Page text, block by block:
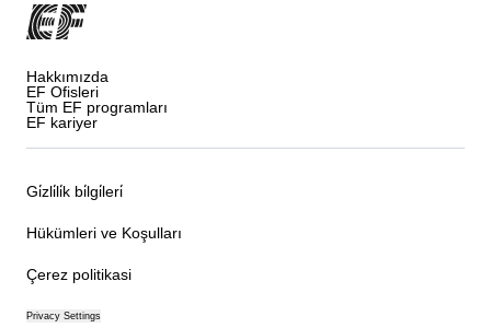
Hakkımızda
EF Ofisleri
Tüm EF programları
EF kariyer
Gi̇zli̇li̇k bi̇lgi̇leri̇
Hükümleri ve Koşulları
Çerez politikasi
Privacy Settings